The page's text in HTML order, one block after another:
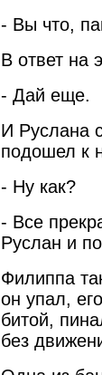
- Вы что,
В ответ на
- Дай еще.
И Руслана
подошел к
- Ну как?
- Все
Руслан и
Филиппа
он упал,
битой,
без